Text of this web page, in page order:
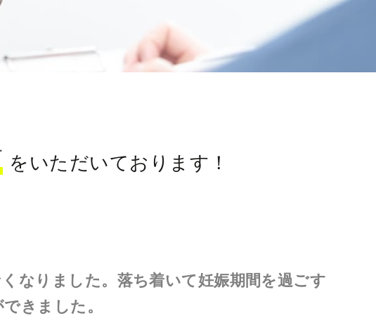
をいただいております！
なりました。落ち着いて妊娠期間を過ごす
きました。